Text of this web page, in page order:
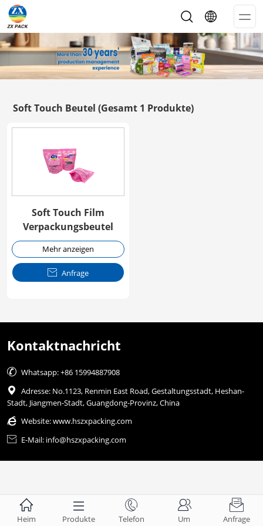
Soft Touch Beutel (Gesamt 1 Produkte)
Soft Touch Film
Verpackungsbeutel
Mehr anzeigen
 Anfrage
Kontaktnachricht
 Whatsapp: +86 15994887908

Adresse: No.1123, Renmin East Road, Gestaltungsstadt, Heshan-
Stadt, Jiangmen-Stadt, Guangdong-Provinz, China
 Website:www.hszxpacking.com
 E-Mail: info@hszxpacking.com

Heim

Produkte

Telefon

Um

Anfrage